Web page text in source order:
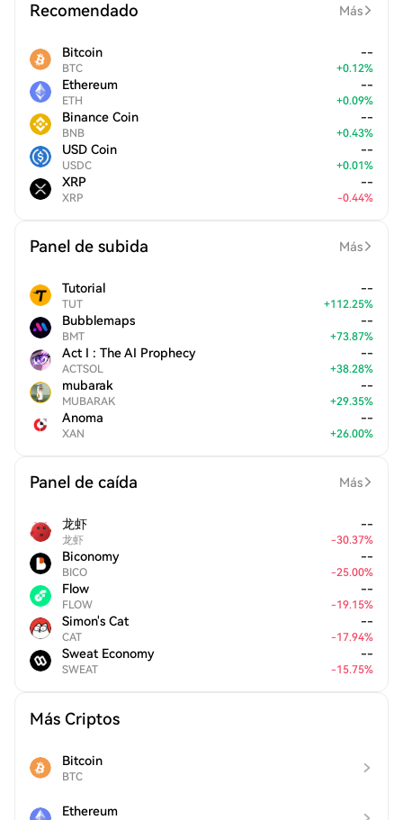
Recomendado Más
Bitcoin
BTC
--
+0.12%
Ethereum
ETH
--
+0.09%
Binance Coin
BNB
--
+0.43%
USD Coin
USDC
--
+0.01%
XRP
XRP
--
-0.44%
Panel de subida Más
Tutorial
TUT
--
+112.25%
Bubblemaps
BMT
--
+73.87%
Act I : The AI Prophecy
ACTSOL
--
+38.28%
mubarak
MUBARAK
--
+29.35%
Anoma
XAN
--
+26.00%
Panel de caída Más
龙虾
龙虾
--
-30.37%
Biconomy
BICO
--
-25.00%
Flow
FLOW
--
-19.15%
Simon's Cat
CAT
--
-17.94%
Sweat Economy
SWEAT
--
-15.75%
Más Criptos
Bitcoin
BTC
Ethereum